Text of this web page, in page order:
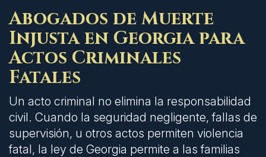
Abogados de Muerte
Injusta en Georgia para
Actos Criminales
Fatales
Un acto criminal no elimina la responsabilidad
civil. Cuando la seguridad negligente, fallas de
supervisión, u otros actos permiten violencia
fatal, la ley de Georgia permite a las familias